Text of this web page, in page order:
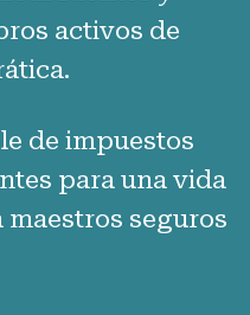
activos de
de impuestos
para una vida
seguros